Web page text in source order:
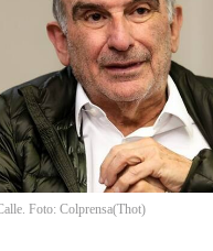
Foto: Colprensa(Thot)